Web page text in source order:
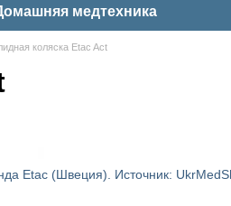
медтехника
коляска Etac Act